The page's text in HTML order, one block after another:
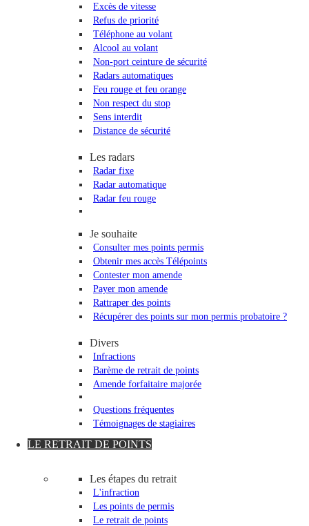
Excès de vitesse
Refus de priorité
Téléphone au volant
Alcool au volant
Non-port ceinture de sécurité
Radars automatiques
Feu rouge et feu orange
Non respect du stop
Sens interdit
Distance de sécurité
Les radars
Radar fixe
Radar automatique
Radar feu rouge
Je souhaite
Consulter mes points permis
Obtenir mes accès Télépoints
Contester mon amende
Payer mon amende
Rattraper des points
Récupérer des points sur mon permis probatoire ?
Divers
Infractions
Barème de retrait de points
Amende forfaitaire majorée
Questions fréquentes
Témoignages de stagiaires
LE RETRAIT DE POINTS
Les étapes du retrait
L'infraction
Les points de permis
Le retrait de points